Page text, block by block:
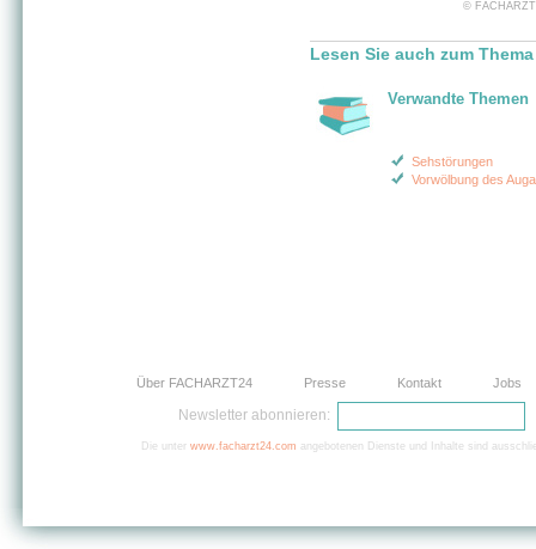
©
Lesen Sie auch zum
Verwandte Themen
Sehstörungen
Vorwölbung des
Über FACHARZT24 Presse Kontakt Jobs
Newsletter abonnieren:
Die unter www.facharzt24.com angebotenen Dienste und Inhalte sind